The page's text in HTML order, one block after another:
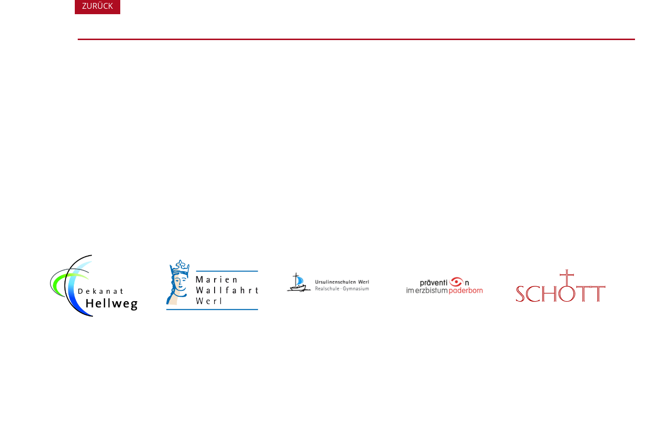
ZURÜCK